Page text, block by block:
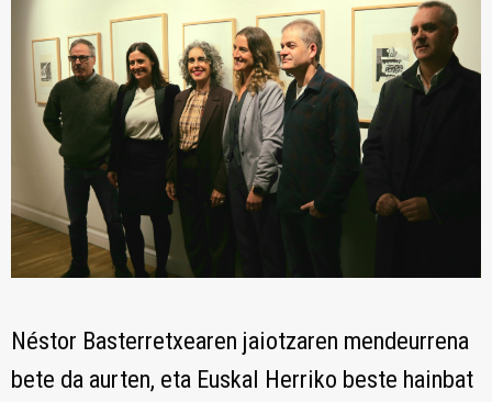
Néstor Basterretxearen jaiotzaren mendeurrena
bete da aurten, eta Euskal Herriko beste hainbat